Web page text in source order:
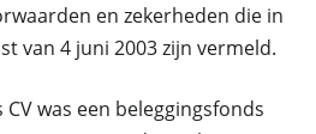
en zekerheden die in
van 4 juni 2003 zijn vermeld.
was een beleggingsfonds